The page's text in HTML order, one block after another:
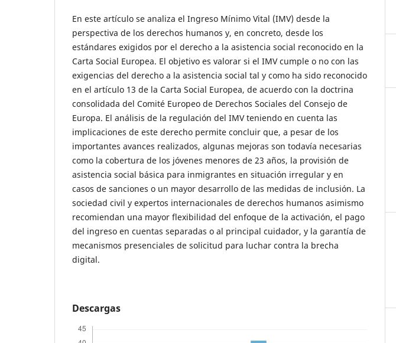
En este artículo se analiza el Ingreso Mínimo Vital (IMV) desde la
perspectiva de los derechos humanos y, en concreto, desde los
estándares exigidos por el derecho a la asistencia social reconocido en la
Carta Social Europea. El objetivo es valorar si el IMV cumple o no con las
exigencias del derecho a la asistencia social tal y como ha sido reconocido
en el artículo 13 de la Carta Social Europea, de acuerdo con la doctrina
consolidada del Comité Europeo de Derechos Sociales del Consejo de
Europa. El análisis de la regulación del IMV teniendo en cuenta las
implicaciones de este derecho permite concluir que, a pesar de los
importantes avances realizados, algunas mejoras son todavía necesarias
como la cobertura de los jóvenes menores de 23 años, la provisión de
asistencia social básica para inmigrantes en situación irregular y en
casos de sanciones o un mayor desarrollo de las medidas de inclusión. La
sociedad civil y expertos internacionales de derechos humanos asimismo
recomiendan una mayor flexibilidad del enfoque de la activación, el pago
del ingreso en cuentas separadas o al principal cuidador, y la garantía de
mecanismos presenciales de solicitud para luchar contra la brecha
digital.
Descargas